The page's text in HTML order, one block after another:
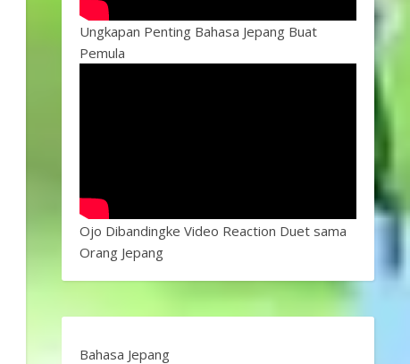
Ungkapan Penting Bahasa Jepang Buat
Pemula
Ojo Dibandingke Video Reaction Duet sama
Orang Jepang
Bahasa Jepang